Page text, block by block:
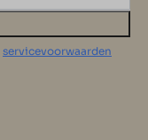
servicevoorwaarden